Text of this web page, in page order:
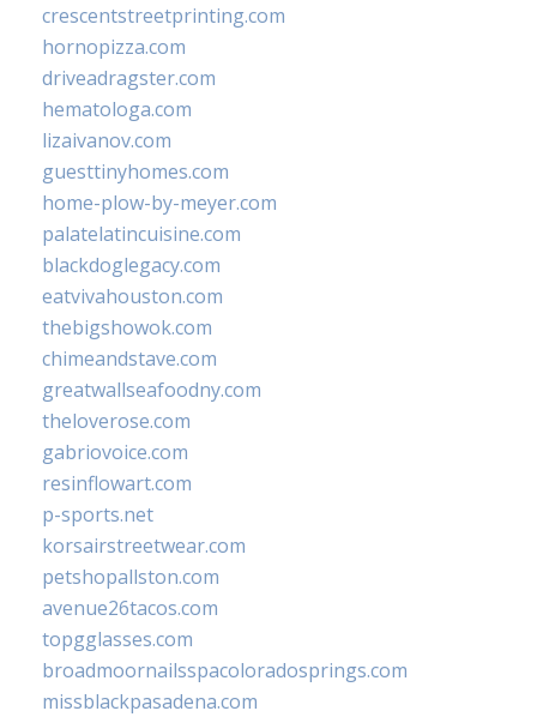
crescentstreetprinting.com
hornopizza.com
driveadragster.com
hematologa.com
lizaivanov.com
guesttinyhomes.com
home-plow-by-meyer.com
palatelatincuisine.com
blackdoglegacy.com
eatvivahouston.com
thebigshowok.com
chimeandstave.com
greatwallseafoodny.com
theloverose.com
gabriovoice.com
resinflowart.com
p-sports.net
korsairstreetwear.com
petshopallston.com
avenue26tacos.com
topgglasses.com
broadmoornailsspacoloradosprings.com
missblackpasadena.com